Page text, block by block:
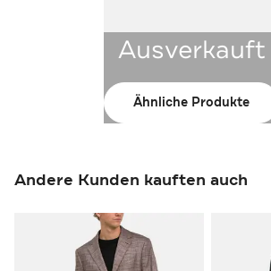
Ausverkauft
Ähnliche Produkte
Andere Kunden kauften auch